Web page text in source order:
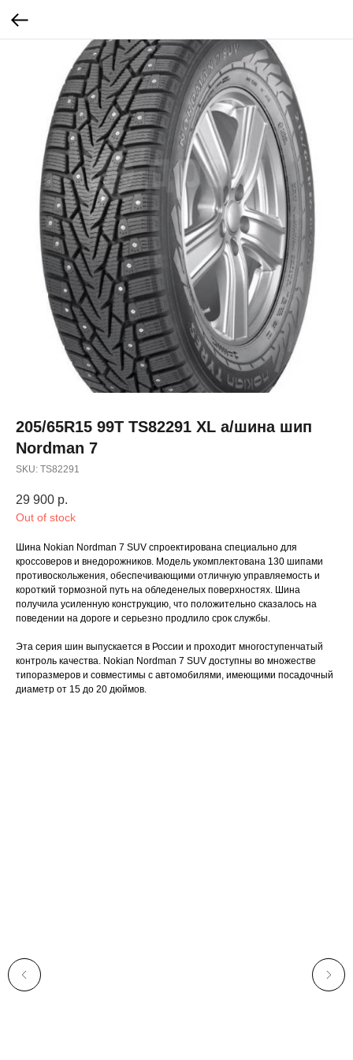
205/65R15 99T TS82291 XL а/шина шип
Nordman 7
SKU: TS82291
29 900 р.
Out of stock
Шина Nokian Nordman 7 SUV спроектирована специально для
кроссоверов и внедорожников. Модель укомплектована 130 шипами
противоскольжения, обеспечивающими отличную управляемость и
короткий тормозной путь на обледенелых поверхностях. Шина
получила усиленную конструкцию, что положительно сказалось на
поведении на дороге и серьезно продлило срок службы.
Эта серия шин выпускается в России и проходит многоступенчатый
контроль качества. Nokian Nordman 7 SUV доступны во множестве
типоразмеров и совместимы с автомобилями, имеющими посадочный
диаметр от 15 до 20 дюймов.